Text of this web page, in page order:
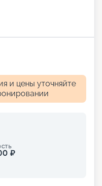
г. не выходя из
нашими
и цены уточняйте
₽